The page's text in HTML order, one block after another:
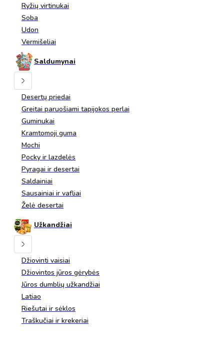
Ryžių virtinukai
Soba
Udon
Vermišeliai
Saldumynai
Desertų priedai
Greitai paruošiami tapijokos perlai
Guminukai
Kramtomoji guma
Mochi
Pocky ir lazdelės
Pyragai ir desertai
Saldainiai
Sausainiai ir vafliai
Želė desertai
Užkandžiai
Džiovinti vaisiai
Džiovintos jūros gėrybės
Jūros dumblių užkandžiai
Latiao
Riešutai ir sėklos
Traškučiai ir krekeriai